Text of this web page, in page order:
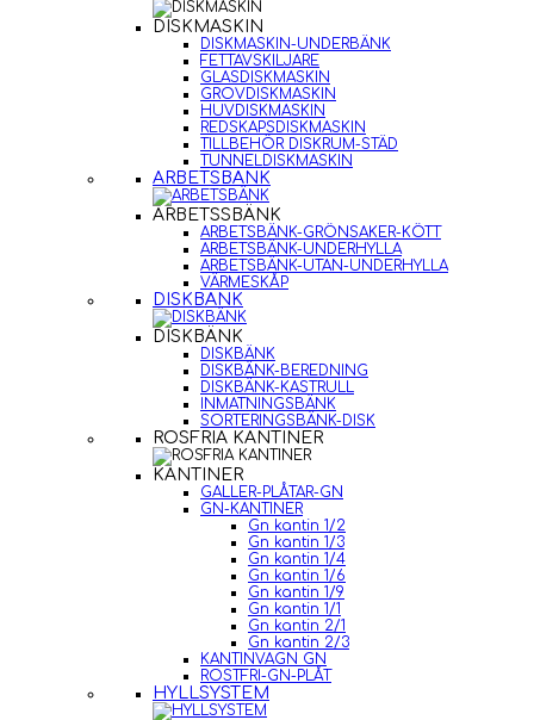
DISKMASKIN
DISKMASKIN-UNDERBÄNK
FETTAVSKILJARE
GLASDISKMASKIN
GROVDISKMASKIN
HUVDISKMASKIN
REDSKAPSDISKMASKIN
TILLBEHÖR DISKRUM-STÄD
TUNNELDISKMASKIN
ARBETSBÄNK
ARBETSSBÄNK
ARBETSBÄNK-GRÖNSAKER-KÖTT
ARBETSBÄNK-UNDERHYLLA
ARBETSBÄNK-UTAN-UNDERHYLLA
VÄRMESKÅP
DISKBÄNK
DISKBÄNK
DISKBÄNK
DISKBÄNK-BEREDNING
DISKBÄNK-KASTRULL
INMATNINGSBÄNK
SORTERINGSBÄNK-DISK
ROSFRIA KANTINER
KANTINER
GALLER-PLÅTAR-GN
GN-KANTINER
Gn kantin 1/2
Gn kantin 1/3
Gn kantin 1/4
Gn kantin 1/6
Gn kantin 1/9
Gn kantin 1/1
Gn kantin 2/1
Gn kantin 2/3
KANTINVAGN GN
ROSTFRI-GN-PLÅT
HYLLSYSTEM